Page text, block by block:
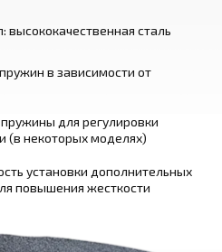
высококачественная сталь
в зависимости от
для регулировки
(в некоторых моделях)
установки дополнительных
повышения жесткости